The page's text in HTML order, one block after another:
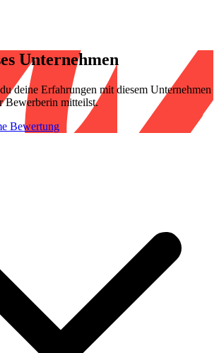
Unternehmen
deine Erfahrungen mit diesem Unternehmen
Bewerberin mitteilst.
Bewertung